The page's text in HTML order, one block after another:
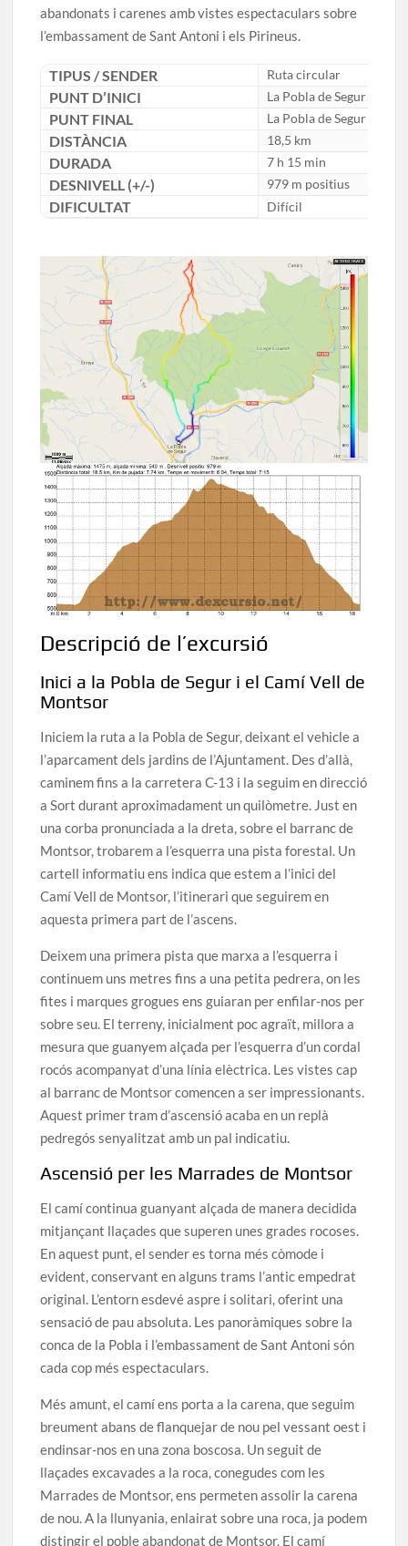
abandonats i carenes amb vistes espectaculars sobre
l’embassament de Sant Antoni i els Pirineus.
TIPUS / SENDER Ruta circular
PUNT D’INICI La Pobla de Segur
PUNT FINAL La Pobla de Segur
DISTÀNCIA 18,5 km
DURADA 7 h 15 min
DESNIVELL (+/-) 979 m positius
DIFICULTAT Difícil
Descripció de l’excursió
Inici a la Pobla de Segur i el Camí Vell de
Montsor
Iniciem la ruta a la Pobla de Segur, deixant el vehicle a
l’aparcament dels jardins de l’Ajuntament. Des d’allà,
caminem fins a la carretera C-13 i la seguim en direcció
a Sort durant aproximadament un quilòmetre. Just en
una corba pronunciada a la dreta, sobre el barranc de
Montsor, trobarem a l’esquerra una pista forestal. Un
cartell informatiu ens indica que estem a l’inici del
Camí Vell de Montsor, l’itinerari que seguirem en
aquesta primera part de l’ascens.
Deixem una primera pista que marxa a l’esquerra i
continuem uns metres fins a una petita pedrera, on les
fites i marques grogues ens guiaran per enfilar-nos per
sobre seu. El terreny, inicialment poc agraït, millora a
mesura que guanyem alçada per l’esquerra d’un cordal
rocós acompanyat d’una línia elèctrica. Les vistes cap
al barranc de Montsor comencen a ser impressionants.
Aquest primer tram d’ascensió acaba en un replà
pedregós senyalitzat amb un pal indicatiu.
Ascensió per les Marrades de Montsor
El camí continua guanyant alçada de manera decidida
mitjançant llaçades que superen unes grades rocoses.
En aquest punt, el sender es torna més còmode i
evident, conservant en alguns trams l’antic empedrat
original. L’entorn esdevé aspre i solitari, oferint una
sensació de pau absoluta. Les panoràmiques sobre la
conca de la Pobla i l’embassament de Sant Antoni són
cada cop més espectaculars.
Més amunt, el camí ens porta a la carena, que seguim
breument abans de flanquejar de nou pel vessant oest i
endinsar-nos en una zona boscosa. Un seguit de
llaçades excavades a la roca, conegudes com les
Marrades de Montsor, ens permeten assolir la carena
de nou. A la llunyania, enlairat sobre una roca, ja podem
distingir el poble abandonat de Montsor. El camí